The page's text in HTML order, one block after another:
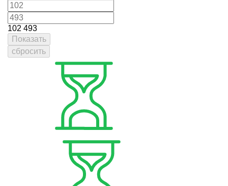
102 493
Показать
сбросить